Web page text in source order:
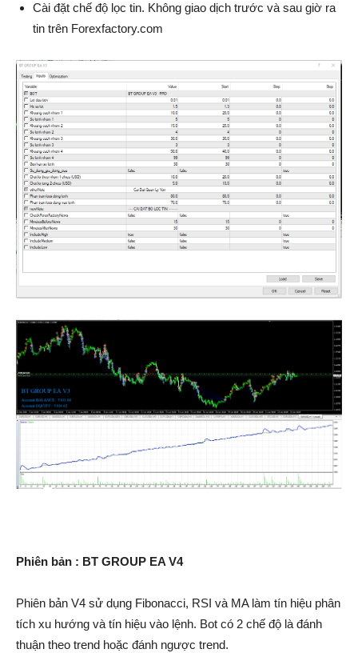
Cài đặt chế độ lọc tin. Không giao dịch trước và sau giờ ra
tin trên Forexfactory.com
Phiên bản : BT GROUP EA V4
Phiên bản V4 sử dụng Fibonacci, RSI và MA làm tín hiệu phân
tích xu hướng và tín hiệu vào lệnh. Bot có 2 chế độ là đánh
thuận theo trend hoặc đánh ngược trend.